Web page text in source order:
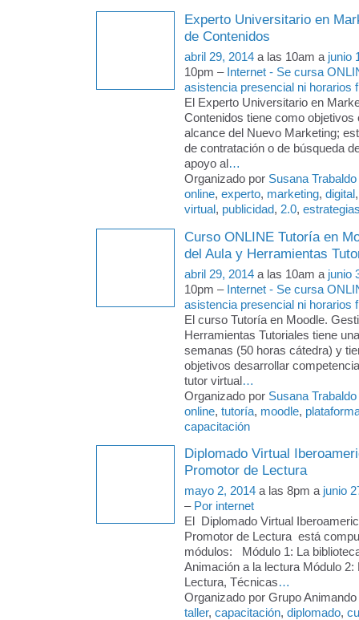
Experto Universitario en
de Contenidos
abril 29, 2014 a las 10am a junio
10pm – Internet - Se cursa
asistencia presencial ni horarios
El Experto Universitario en
Contenidos tiene como objetivos
alcance del Nuevo Marketing;
de contratación o de búsqueda
apoyo al…
Organizado por Susana Trabaldo
online, experto, marketing, digital
virtual, publicidad, 2.0,
Curso ONLINE Tutoría en
del Aula y Herramientas
abril 29, 2014 a las 10am a junio
10pm – Internet - Se cursa
asistencia presencial ni horarios
El curso Tutoría en Moodle.
Herramientas Tutoriales tiene
semanas (50 horas cátedra) y
objetivos desarrollar
tutor virtual…
Organizado por Susana Trabaldo
online, tutoría, moodle,
capacitación
Diplomado Virtual
Promotor de Lectura
mayo 2, 2014 a las 8pm a junio
– Por internet
El Diplomado Virtual
Promotor de Lectura está
módulos: Módulo 1: La
Animación a la lectura Módulo 2:
Lectura, Técnicas…
Organizado por Grupo
taller, capacitación, diplomado,